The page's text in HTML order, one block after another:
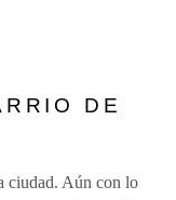
DE
ciudad. Aún con lo